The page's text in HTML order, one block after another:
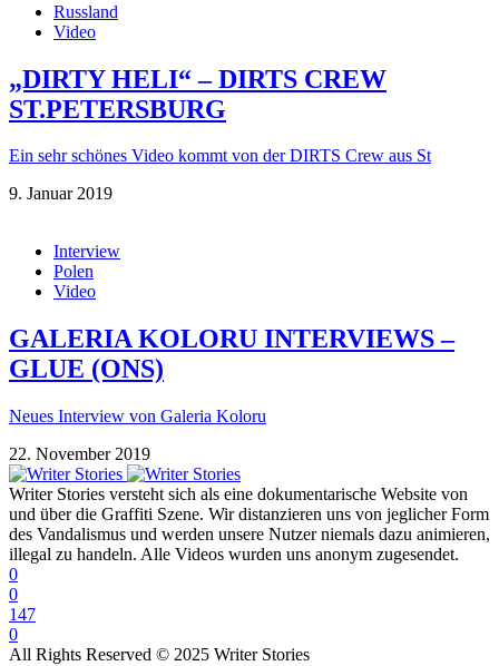
Russland
Video
„DIRTY HELI“ – DIRTS CREW
ST.PETERSBURG
Ein sehr schönes Video kommt von der DIRTS Crew aus St
9. Januar 2019
Interview
Polen
Video
GALERIA KOLORU INTERVIEWS –
GLUE (ONS)
Neues Interview von Galeria Koloru
22. November 2019
Writer Stories versteht sich als eine dokumentarische Website von
und über die Graffiti Szene. Wir distanzieren uns von jeglicher Form
des Vandalismus und werden unsere Nutzer niemals dazu animieren,
illegal zu handeln. Alle Videos wurden uns anonym zugesendet.
0
0
147
0
All Rights Reserved © 2025 Writer Stories